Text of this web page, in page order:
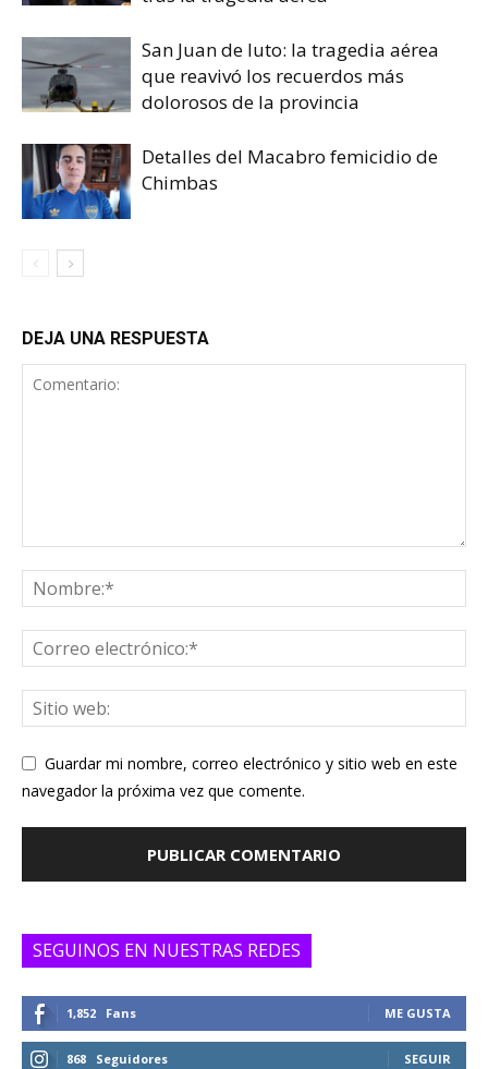
San Juan de luto: la tragedia aérea
que reavivó los recuerdos más
dolorosos de la provincia
Detalles del Macabro femicidio de
Chimbas
DEJA UNA RESPUESTA
Guardar mi nombre, correo electrónico y sitio web en este
navegador la próxima vez que comente.
SEGUINOS EN NUESTRAS REDES
1,852 Fans ME GUSTA
868 Seguidores SEGUIR